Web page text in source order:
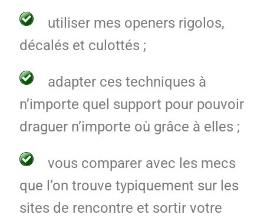
utiliser mes openers rigolos,
décalés et culottés ;
adapter ces techniques à
n’importe quel support pour pouvoir
draguer n’importe où grâce à elles ;
vous comparer avec les mecs
que l’on trouve typiquement sur les
sites de rencontre et sortir votre